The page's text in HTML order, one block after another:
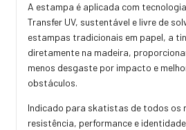
A estampa é aplicada com
Transfer UV, sustentável e livre de
estampas tradicionais em papel, a
diretamente na madeira,
menos desgaste por impacto e
obstáculos.
Indicado para skatistas de todos os
resistência, performance e